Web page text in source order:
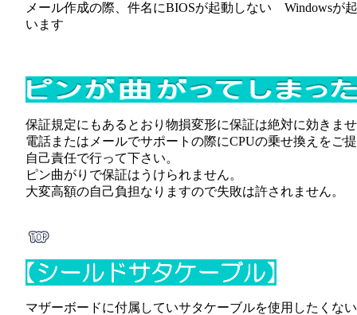
メール作成の際、件名にBIOSが起動しない Windowsが
います
保証規定にもあるとおり物損変形に保証は絶対に効きま
電話またはメールでサポートの際にCPUの乗せ換えをご
自己責任で行って下さい。
ピン曲がりで保証はうけられません。
大変高額の自己負担なりますので失敗は許されません。
マザーボードに付属していサタケーブルを使用したくな